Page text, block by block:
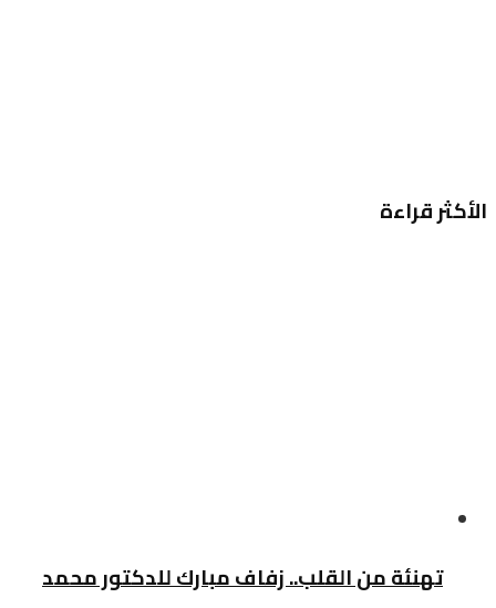
الأكثر قراءة
تهنئة من القلب.. زفاف مبارك للدكتور محمد